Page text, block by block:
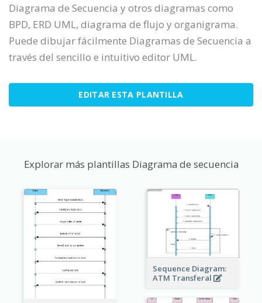
Diagrama de Secuencia y otros diagramas como
BPD, ERD UML, diagrama de flujo y organigrama.
Puede dibujar fácilmente Diagramas de Secuencia a
través del sencillo e intuitivo editor UML.
EDITAR ESTA PLANTILLA
Explorar más plantillas Diagrama de secuencia
Sequence Diagram:
ATM Transferal